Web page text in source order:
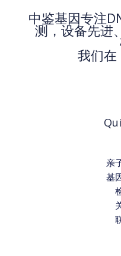
中鉴基因专注
测，设备先进
我们
亲
基